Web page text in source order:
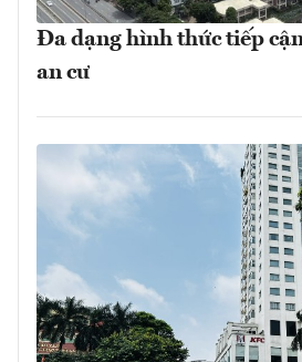
Đa dạng hình thức tiếp
an cư